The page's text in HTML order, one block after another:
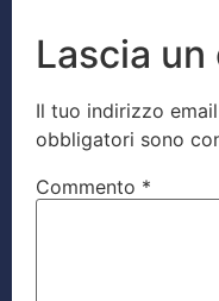
Lascia
Il tuo indirizzo
obbligatori sono
Commento *